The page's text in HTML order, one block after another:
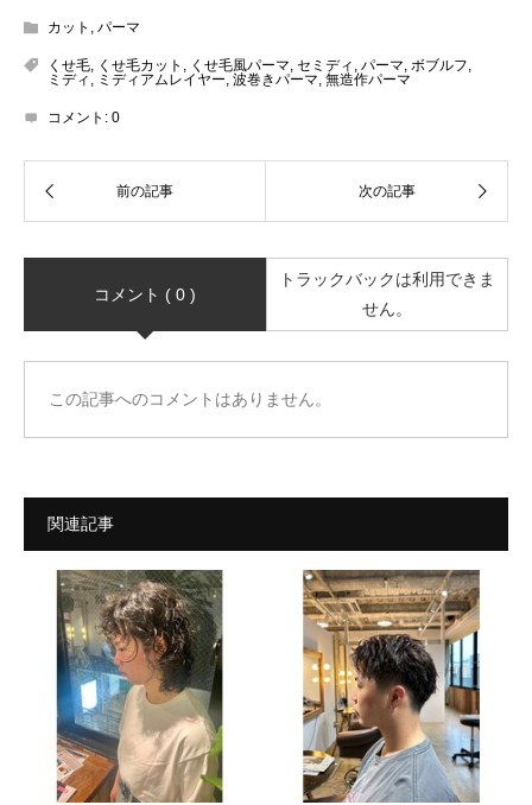
カット , パーマ
くせ毛, くせ毛カット , くせ毛風パーマ, セミディ , パーマ, ボブルフ,
ミディ , ミディアムレイヤー, 波巻きパーマ, 無造作パーマ
コメント: 0
コメント ( 0 )
トラックバックは利用できま
せん。
この記事へのコメントはありません。
関連記事